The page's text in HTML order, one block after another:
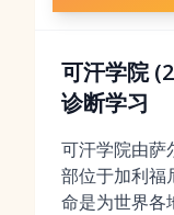
可汗学院
诊断学习
可汗学院由萨
部位于加利福
命是为世界各